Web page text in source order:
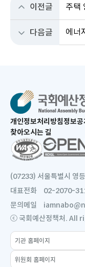
이전글 주택
다음글 에너
개인정보처리방침새
으
로
림
정보
찾아오시는 길
(07233) 서울특별시 영
대표전화
02-2070-
문의메일
ⓒ 국회예산정책처. All
소
관
기
위